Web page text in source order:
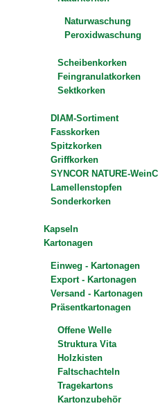
Naturwaschung
Peroxidwaschung
Scheibenkorken
Feingranulatkorken
Sektkorken
DIAM-Sortiment
Fasskorken
Spitzkorken
Griffkorken
SYNCOR NATURE-
Lamellenstopfen
Sonderkorken
Kapseln
Kartonagen
Einweg - Kartonagen
Export - Kartonagen
Versand - Kartonagen
Präsentkartonagen
Offene Welle
Struktura Vita
Holzkisten
Faltschachteln
Tragekartons
Kartonzubehör